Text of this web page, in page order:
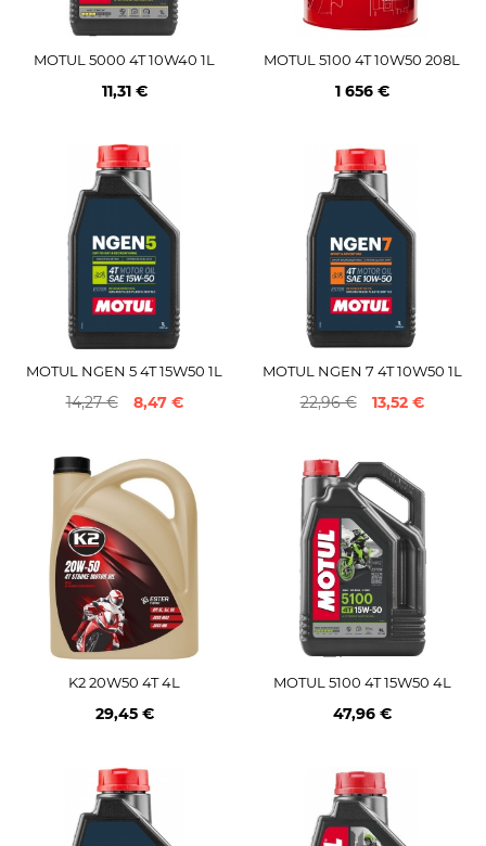
MOTUL 5000 4T 10W40 1L
11,31 €
MOTUL 5100 4T 10W50 208L
1 656 €
MOTUL NGEN 5 4T 15W50 1L
14,27 € 8,47 €
MOTUL NGEN 7 4T 10W50 1L
22,96 € 13,52 €
K2 20W50 4T 4L
29,45 €
MOTUL 5100 4T 15W50 4L
47,96 €